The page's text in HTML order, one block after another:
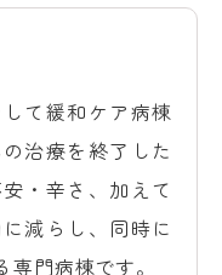
て緩和ケア病棟
治療を終了した
・辛さ、加えて
減らし、同時に
門病棟です。